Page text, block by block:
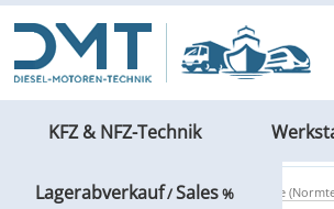
KFZ & NFZ-Technik
Lagerabverkauf/Sales%
Bau- & Elektrotechnik Gabelköpfe